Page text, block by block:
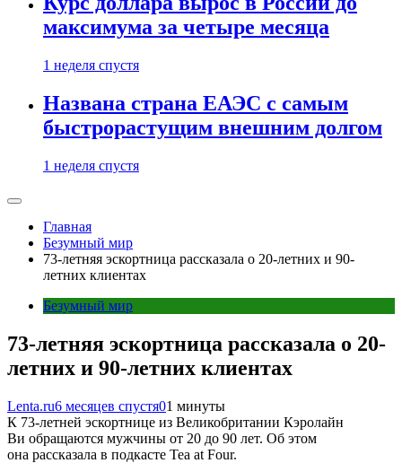
максимума за четыре месяца
1 неделя спустя
Названа страна ЕАЭС с самым
быстрорастущим внешним долгом
1 неделя спустя
Главная
Безумный мир
73-летняя эскортница рассказала о 20-летних и 90-
летних клиентах
Безумный мир
73-летняя эскортница рассказала о 20-
летних и 90-летних клиентах
Lenta.ru6 месяцев спустя01 минуты
К 73-летней эскортнице из Великобритании Кэролайн
Ви обращаются мужчины от 20 до 90 лет. Об этом
она рассказала в подкасте Tea at Four.